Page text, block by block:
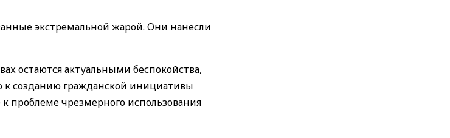
экстремальной жарой. Они нанесли
остаются актуальными беспокойства,
к созданию гражданской инициативы
чрезмерного использования